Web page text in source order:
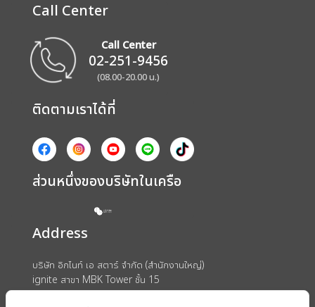
Call Center
Call Center
02-251-9456
(08.00-20.00 น.)
ติดตามเราได้ที่
ส่วนหนึ่งของบริษัทในเครือ
Address
บริษัท อิกไนท์ เอ สตาร์ จำกัด (สำนักงานใหญ่)
ignite สาขา MBK Tower ชั้น 15
ถนนพญาไท แขวงวังใหม่ เขตปทุมวัน กรุงเทพมหานคร 10330